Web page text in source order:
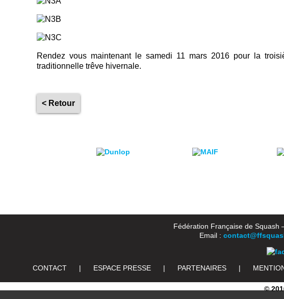
Rendez vous maintenant le samedi 11 mars 2016 pour la
traditionnelle trêve hivernale.
< Retour
Fédération Française de Squash
Email :
CONTACT | ESPACE PRESSE | PARTENAIRES |
©